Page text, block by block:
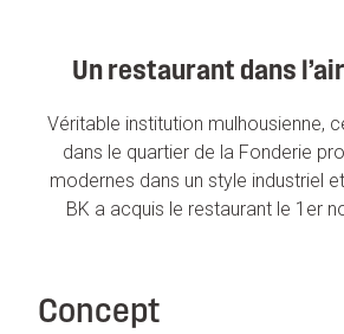
Un restaurant dans
Véritable institution mulhousienne,
dans le quartier de la Fonderie
modernes dans un style industriel
BK a acquis le restaurant le 1er
Concept